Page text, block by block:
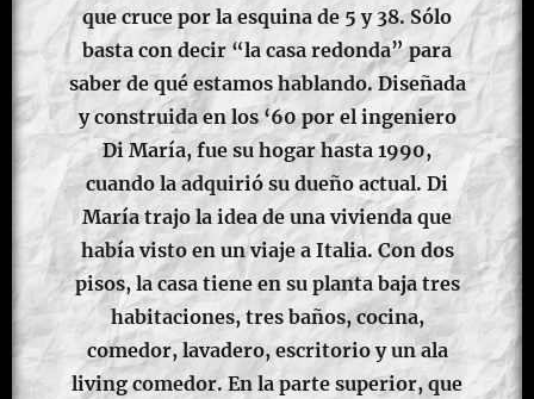
que cruce por la esquina de 5 y 38. Sólo
basta con decir “la casa redonda” para
saber de qué estamos hablando. Diseñada
y construida en los ‘60 por el ingeniero
Di María, fue su hogar hasta 1990,
cuando la adquirió su dueño actual. Di
María trajo la idea de una vivienda que
había visto en un viaje a Italia. Con dos
pisos, la casa tiene en su planta baja tres
habitaciones, tres baños, cocina,
comedor, lavadero, escritorio y un ala
living comedor. En la parte superior, que